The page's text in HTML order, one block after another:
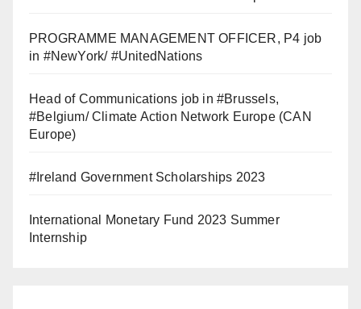
PROGRAMME MANAGEMENT OFFICER, P4 job
in #NewYork/ #UnitedNations
Head of Communications job in #Brussels,
#Belgium/ Climate Action Network Europe (CAN
Europe)
#Ireland Government Scholarships 2023
International Monetary Fund 2023 Summer
Internship